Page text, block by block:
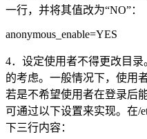
一行，并将其值改为“NO”：
anonymous_enable=YES
4．设定使用者不得更改目
的考虑。一般情况下，使用者
若是不希望使用者在登录后
可通过以下设置来实现。在/
下三行内容：